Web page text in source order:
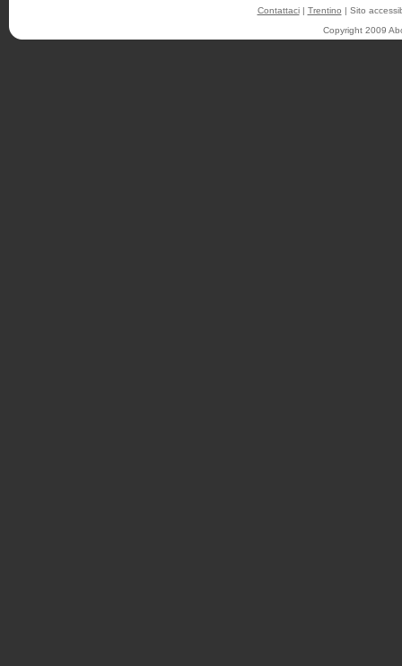
Contattaci| Trentino | Sito
Copyright 2009